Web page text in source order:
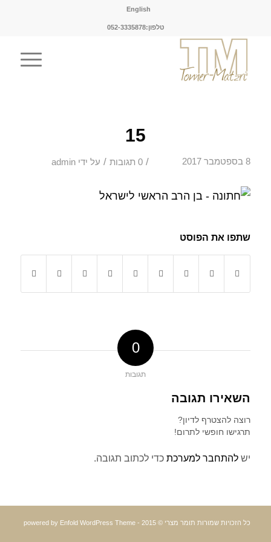
English
טלפון:052-3335878
15
8 בספטמבר 2017 / 0 תגובות / על ידיadmin
שתפו את הפוסט
0
תגובות
השאירו תגובה
רוצה להצטרף לדיון?
תרגישו חופשי לתרום!
יש להתחבר למערכתכדי לכתוב תגובה.
כל הזכויות שמורות תומר מצרי © 2015 - powered by Enfold WordPress Theme